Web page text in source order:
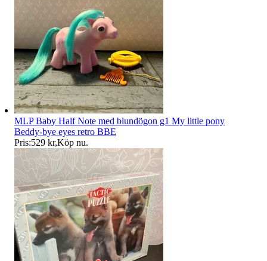
MLP Baby Half Note med blundögon g1 My little pony
Beddy-bye eyes retro BBE
Pris:529 kr,Köp nu.